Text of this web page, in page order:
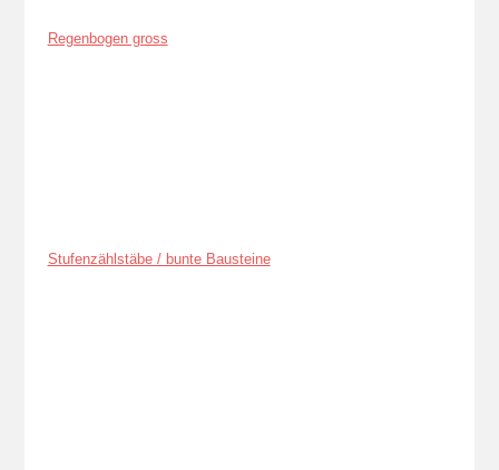
Regenbogen gross
Stufenzählstäbe / bunte Bausteine